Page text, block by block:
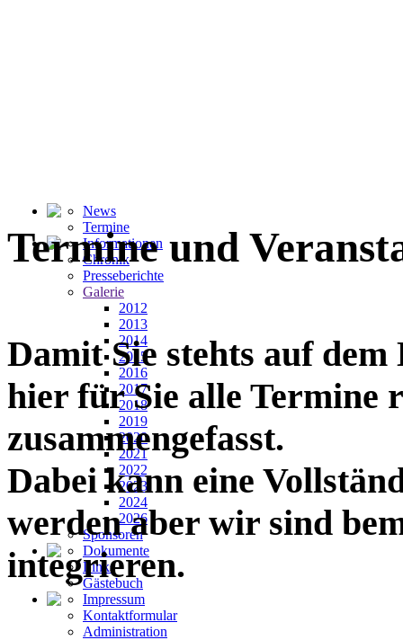
News
Termine
Informationen
Chronik
Presseberichte
Galerie
2012
2013
2014
2015
2016
2017
2018
2019
2020
2021
2022
2023
2024
2026
Sponsoren
Dokumente
Links
Gästebuch
Impressum
Kontaktformular
Administration
Termine und
Damit Sie stehts auf
hier für Sie alle Termine
zusammengefasst.
Dabei kann eine
werden aber wir sind
integrieren.